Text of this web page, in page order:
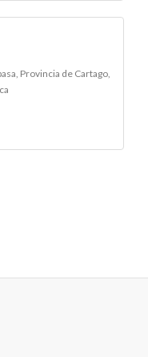
Provincia de Cartago,